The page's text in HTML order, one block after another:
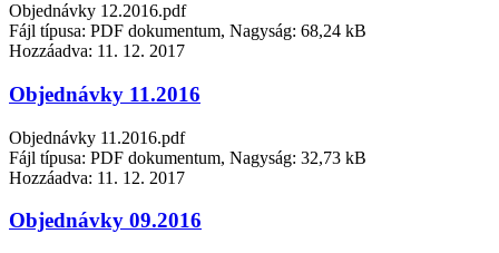
Objednávky 12.2016.pdf
Fájl típusa: PDF dokumentum, Nagyság: 68,24 kB
Hozzáadva: 11. 12. 2017
Objednávky 11.2016
Objednávky 11.2016.pdf
Fájl típusa: PDF dokumentum, Nagyság: 32,73 kB
Hozzáadva: 11. 12. 2017
Objednávky 09.2016